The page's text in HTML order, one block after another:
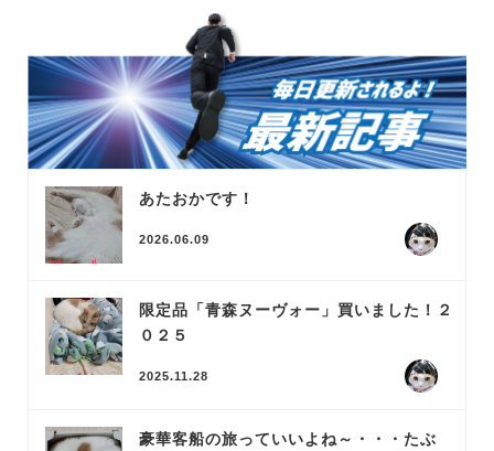
あたおかです！
2026.06.09
限定品「青森ヌーヴォー」買いました！２
０２５
2025.11.28
豪華客船の旅っていいよね～・・・たぶ